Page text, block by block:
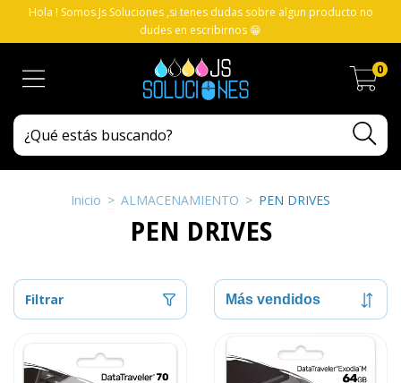
Hola ! Somos Js Soluciones ,si tenes dudas sobre algun producto no
dudes en escribirnos 😁
0
Inicio > ALMACENAMIENTO > PEN DRIVES
PEN DRIVES
Filtrar